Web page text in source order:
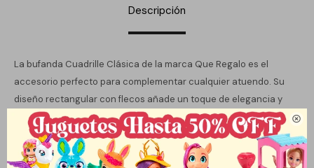

Descripción
La bufanda Cuadrille Clásica de la marca Que Regalo es el
accesorio perfecto para complementar cualquier atuendo. Su
diseño rectangular con flecos añade un toque de elegancia y
estilo, lo que la convierte en una opción ideal tanto para
ocasiones informales como más formales. Disponible en varios
colores, permite jugar con la paleta de tu vestuario y adaptarse a